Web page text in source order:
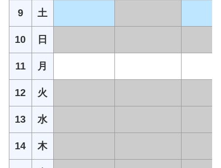
9 土
10 日
11 月
12 火
13 水
14 木